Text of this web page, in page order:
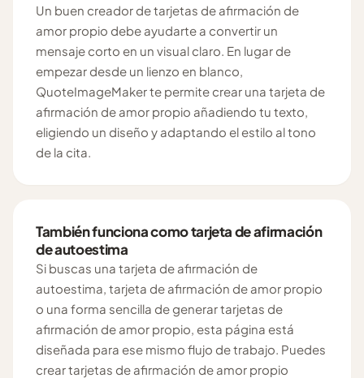
Un buen creador de tarjetas de afirmación de
amor propio debe ayudarte a convertir un
mensaje corto en un visual claro. En lugar de
empezar desde un lienzo en blanco,
QuoteImageMaker te permite crear una tarjeta de
afirmación de amor propio añadiendo tu texto,
eligiendo un diseño y adaptando el estilo al tono
de la cita.
También funciona como tarjeta de afirmación
de autoestima
Si buscas una tarjeta de afirmación de
autoestima, tarjeta de afirmación de amor propio
o una forma sencilla de generar tarjetas de
afirmación de amor propio, esta página está
diseñada para ese mismo flujo de trabajo. Puedes
crear tarjetas de afirmación de amor propio